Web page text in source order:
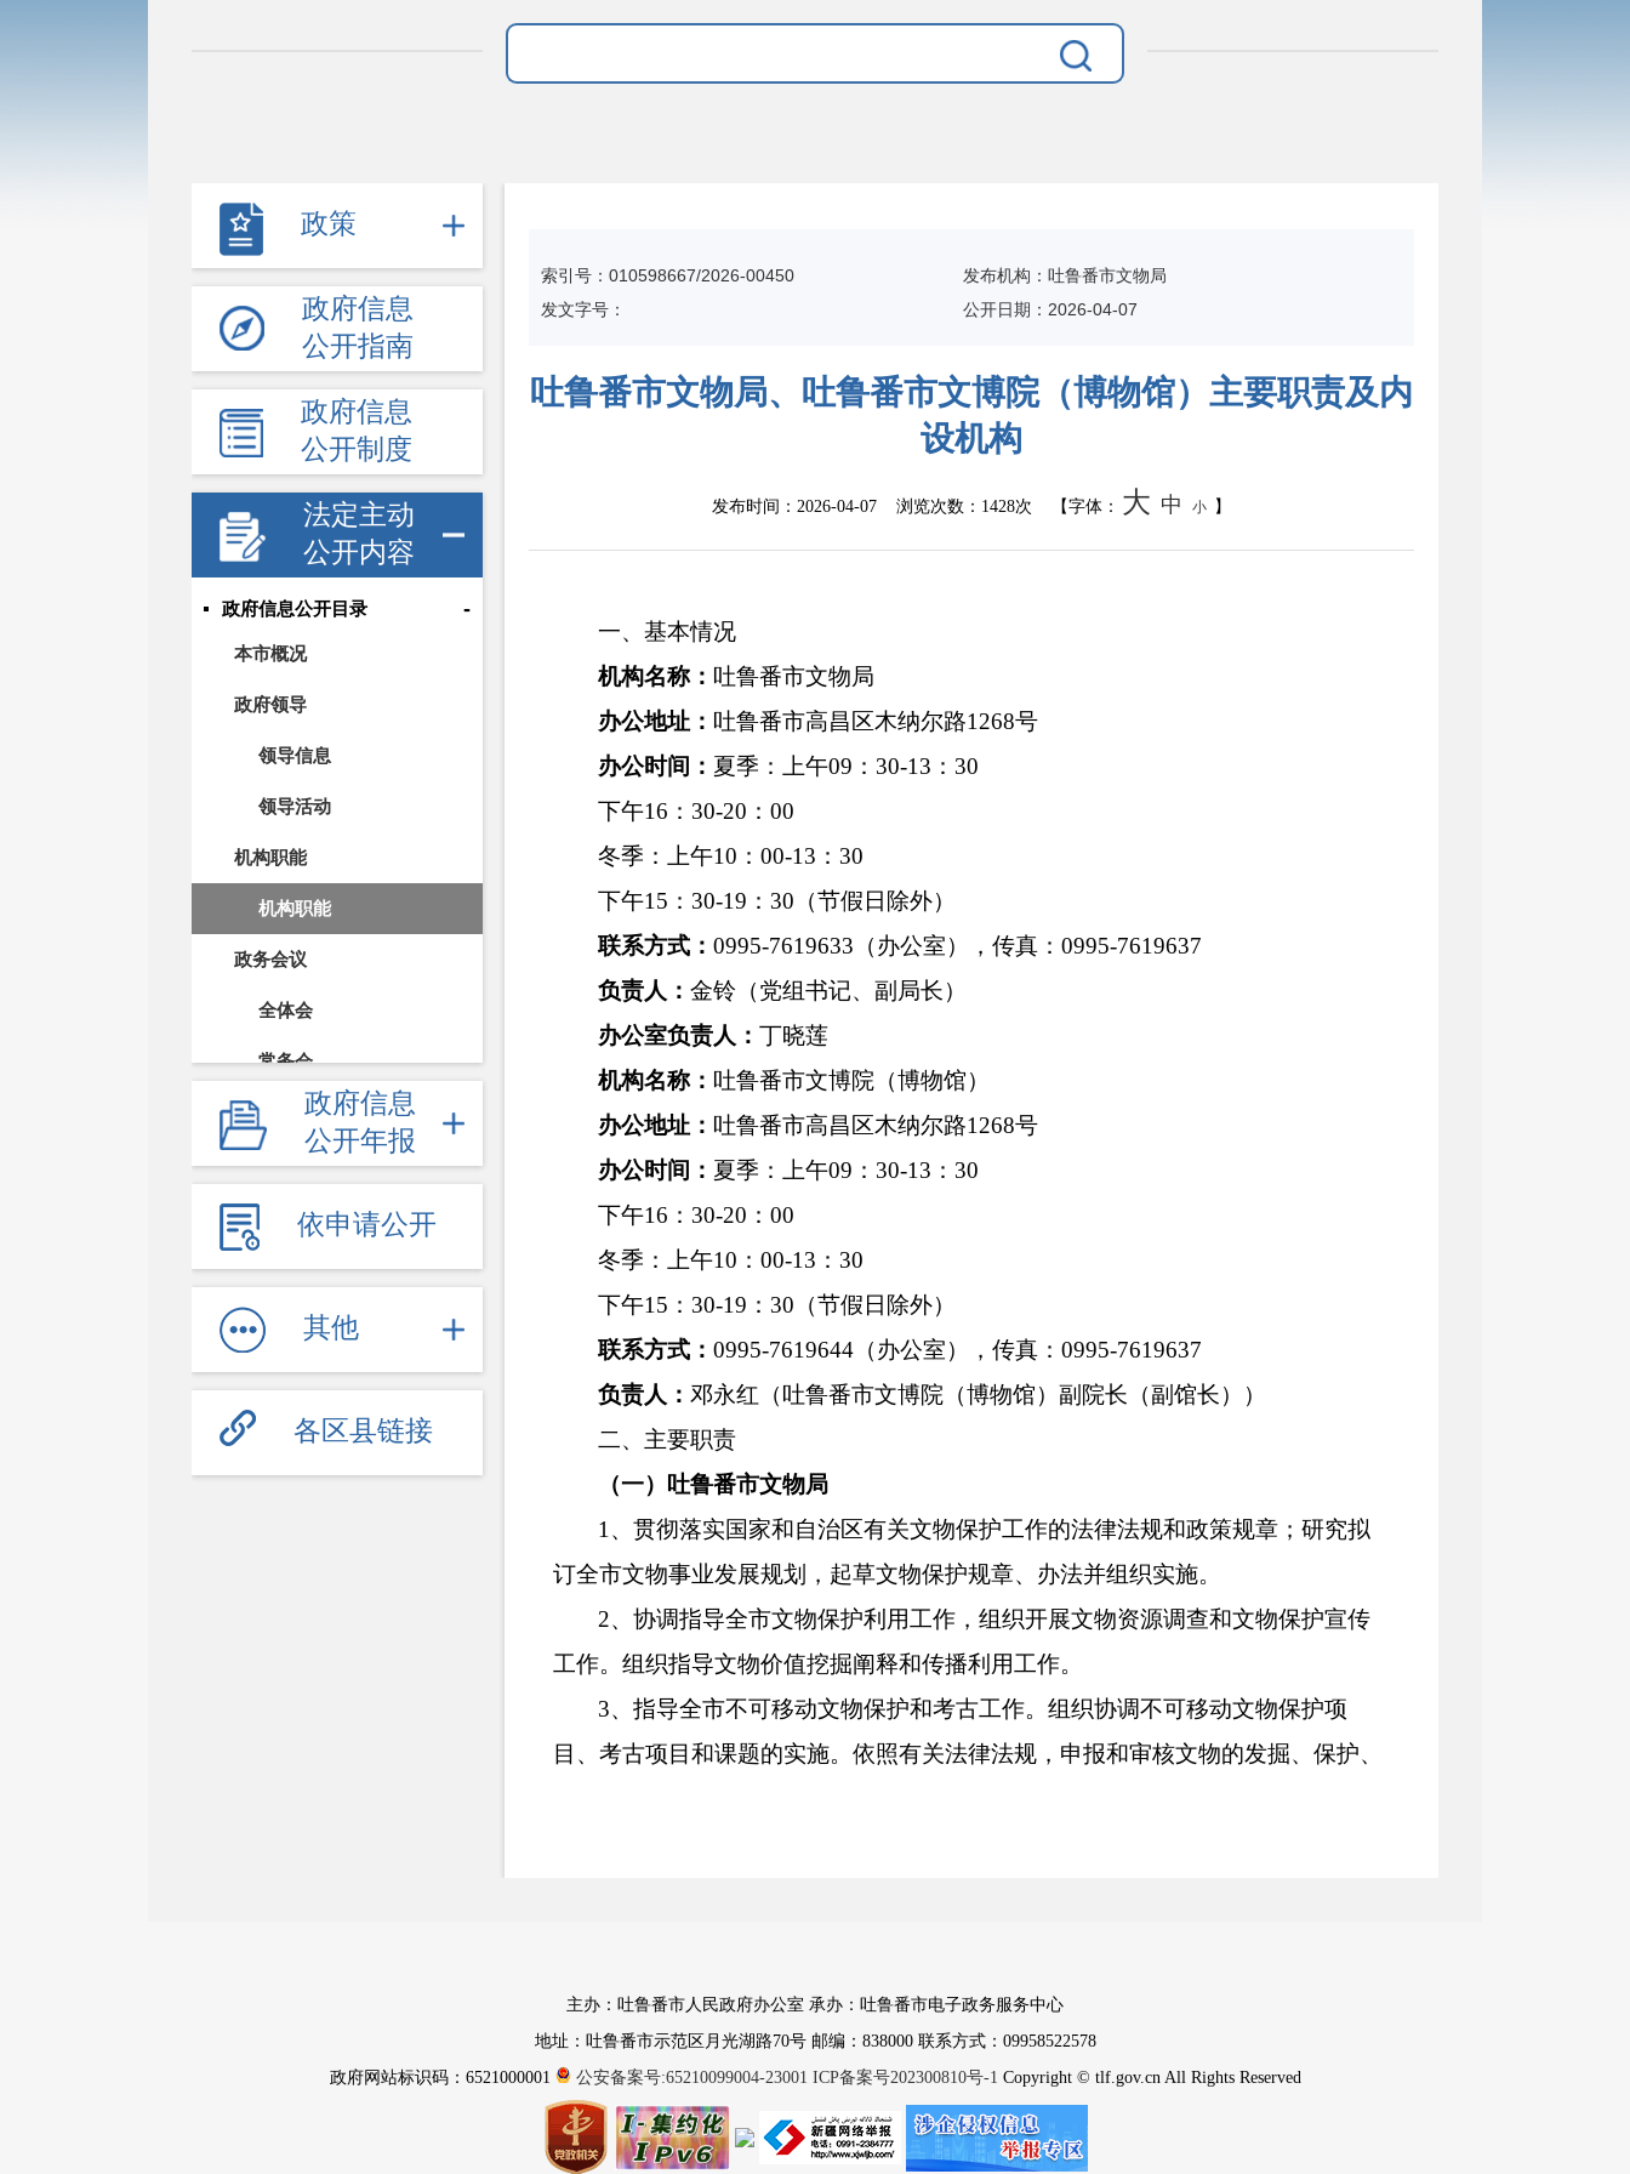
政策
政府信息
公开指南
政府信息
公开制度
法定主动
公开内容
政府信息公开目录 -
本市概况
政府领导
领导信息
领导活动
机构职能
机构职能
政务会议
全体会
常务会
财政公开
财政预决算
直达资金
采购招投标
重大决策
统计信息
提案议案
政府信息
公开年报
依申请公开
其他
各区县链接
索引号：010598667/2026-00450
发布机构：吐鲁番市文物局
发文字号：
公开日期：2026-04-07
吐鲁番市文物局、吐鲁番市文博院（博物馆）主要职责及内
设机构
发布时间： 2026-04-07 浏览次数： 1428次 【字体： 大 中 小 】
一、基本情况
机构名称： 吐鲁番市文物局
办公地址： 吐鲁番市高昌区木纳尔路1268号
办公时间： 夏季：上午09：30-13：30
下午16：30-20：00
冬季：上午10：00-13：30
下午15：30-19：30（节假日除外）
联系方式：0995-7619633（办公室），传真：0995-7619637
负责人：金铃 （党组书记、副局长）
办公室负责人：丁晓莲
机构名称： 吐鲁番市文博院（博物馆）
办公地址： 吐鲁番市高昌区木纳尔路1268号
办公时间： 夏季：上午09：30-13：30
下午16：30-20：00
冬季：上午10：00-13：30
下午15：30-19：30（节假日除外）
联系方式：0995-7619644 （办公室） ，传真：0995-7619637
负责人：邓永红 （吐鲁番市文博院（博物馆）副院长（副馆长）
）
二、主要职责
（一）吐鲁番市文物局
1、贯彻落实国家和自治区有关文物保护工作的法律法规和政策规章；研究拟
订全市文物事业发展规划，起草文物保护规章、办法并组织实施。
2、协调指导全市文物保护利用工作，组织开展文物资源调查和文物保护宣传
工作。组织指导文物价值挖掘阐释和传播利用工作。
3、指导全市不可移动文物保护和考古工作。组织协调不可移动文物保护项
目、考古项目和课题的实施。依照有关法律法规，申报和审核文物的发掘、保护、
部门查处文物犯罪重大案件，提出文物方面的专业意见。
7、协调和指导文物科级创新工作，促进文物保护科级成果的转化和推广。负
责文物信息化、标准化工作。负责文物人才队伍建设工作。
主办：吐鲁番市人民政府办公室 承办：吐鲁番市电子政务服务中心
地址：吐鲁番市示范区月光湖路70号 邮编：838000 联系方式：09958522578
政府网站标识码：6521000001
公安备案号:65210099004-23001 ICP备案号202300810号-1 Copyright © tlf.gov.cn All Rights Reserved